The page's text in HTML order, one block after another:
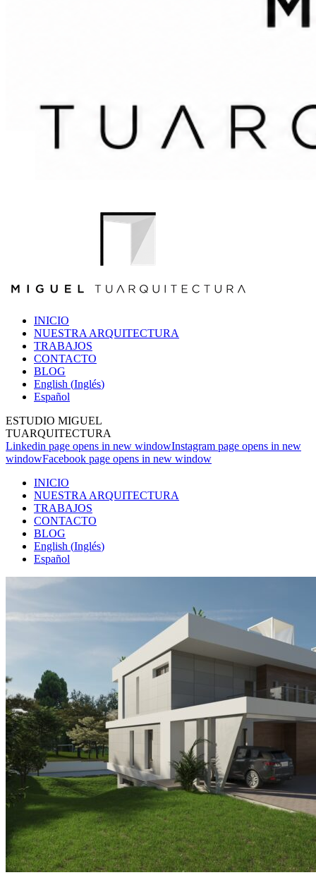
INICIO
NUESTRA ARQUITECTURA
TRABAJOS
CONTACTO
BLOG
English (Inglés)
Español
ESTUDIO MIGUEL
TUARQUITECTURA
Linkedin page opens in new windowInstagram page opens in new
windowFacebook page opens in new window
INICIO
NUESTRA ARQUITECTURA
TRABAJOS
CONTACTO
BLOG
English (Inglés)
Español